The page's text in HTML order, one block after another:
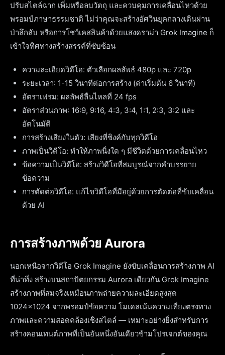
ปรับสไตล์ฉาก เพิ่มหรือลบวัตถุ และควบคุมการเคลื่อนไหวด้วย
พรอมป์ภาษาธรรมชาติ ไม่ว่าคุณจะสร้างอัศวินยุคกลางเดินผ่าน
ป่าลึกลับ หรือการโชว์เคสสินค้าด้วยแสงดราม่า Grok Imagine ก็
เข้าใจทิศทางสร้างสรรค์ที่ซับซ้อน
ความละเอียดวิดีโอ: ตัวเลือกผลลัพธ์ 480p และ 720p
ระยะเวลา: 1-15 วินาทีต่อการสร้าง (ค่าเริ่มต้น 6 วินาที)
อัตราเฟรม: ผลลัพธ์ลื่นไหลที่ 24 fps
อัตราส่วนภาพ: 16:9, 9:16, 4:3, 3:4, 1:1, 2:3, 3:2 และ
อัตโนมัติ
การสร้างเสียงในตัว: เสียงที่ซิงค์กับทุกวิดีโอ
ภาพเป็นวิดีโอ: ทำให้ภาพนิ่งใด ๆ มีชีวิตด้วยการเคลื่อนไหว
ข้อความเป็นวิดีโอ: สร้างวิดีโอที่สมบูรณ์จากคำบรรยาย
ข้อความ
การตัดต่อวิดีโอ: แก้ไขวิดีโอที่มีอยู่ด้วยการตัดต่อที่ขับเคลื่อน
ด้วย AI
การสร้างภาพด้วย Aurora
นอกเหนือจากวิดีโอ Grok Imagine ยังขับเคลื่อนการสร้างภาพ AI
ที่น่าทึ่ง สร้างบนสถาปัตยกรรม Aurora เดียวกัน Grok Imagine
สร้างภาพที่สมจริงเหมือนภาพถ่ายความละเอียดสูงสุด
1024×1024 จากพรอมป์ข้อความ โมเดลเน้นความเที่ยงตรงทาง
ภาพและความสอดคล้องเชิงสไตล์ — เหมาะอย่างยิ่งสำหรับการ
สร้างคอนเทนต์ภาพที่เป็นอันหนึ่งอันเดียวข้ามโปรเจกต์ของคุณ